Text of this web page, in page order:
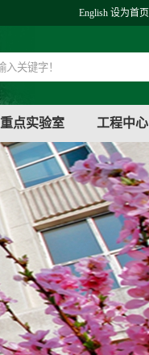
English 设为首页
重点实验室 工程中心